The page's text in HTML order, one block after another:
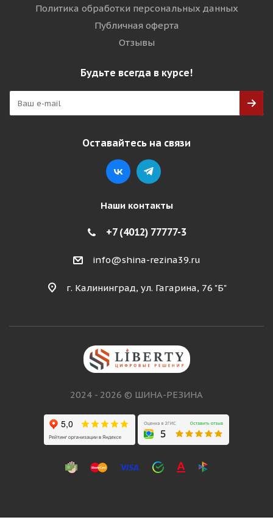
Политика обработки персональных данных
Публичная оферта
Отзывы
Будьте всегда в курсе!
Оставайтесь на связи
Наши контакты
+7 (4012) 77777-3
info@shina-rezina39.ru
г. Калининград, ул. Гагарина, 76 "Б"
2024 - 2026 © ШИНА-РЕЗИНА